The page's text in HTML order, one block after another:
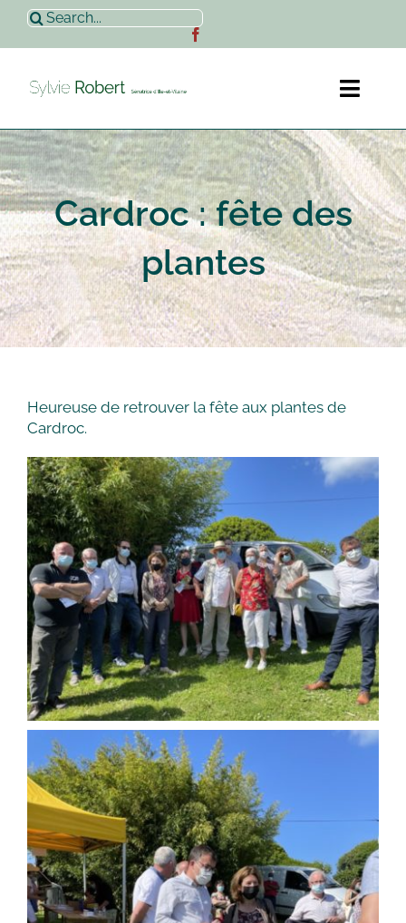
Passer
contenu
Rechercher:
Accueil
Sylvie Robert
Actualités
Contact
Cardroc : fête des
plantes
Heureuse de retrouver la fête aux plantes de
Cardroc.